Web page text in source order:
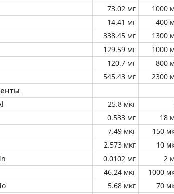
73.02 мг 1000
14.41 мг 400
338.45 мг 1300
129.59 мг 1000
120.7 мг 800
545.43 мг 2300
25.8 мкг
0.533 мг 18
7.49 мкг 150
2.573 мкг 10
0.0102 мг 2
46.24 мкг 1000
5.68 мкг 70